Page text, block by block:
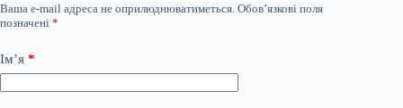
Ваша e-mail адреса не оприлюднюватиметься. Обов’язкові поля
позначені *
Ім’я *